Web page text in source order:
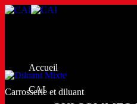
Passer
Accueil
CAI
Carrosserie et diluant